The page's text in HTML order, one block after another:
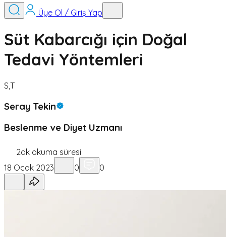
Üye Ol / Giriş Yap
Süt Kabarcığı için Doğal
Tedavi Yöntemleri
S,T
Seray Tekin
Beslenme ve Diyet Uzmanı
2dk okuma süresi
18 Ocak 2023
0 0